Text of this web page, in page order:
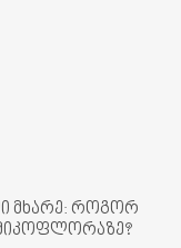
მხარე: როგორ
მიკოფლორაზე?